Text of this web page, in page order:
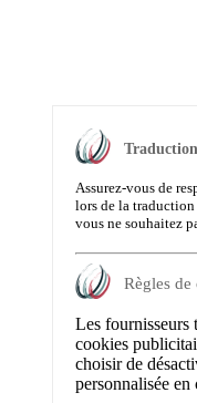
Assurez-vous de
lors de la traduction
vous ne souhaitez
Règles
Les fournisseurs
cookies
choisir de
personnalisée